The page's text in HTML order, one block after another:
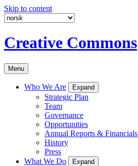
Skip to content
Creative Commons
Menu
Who We Are Expand
Strategic Plan
Team
Governance
Opportunities
Annual Reports & Financials
History
Press
What We Do
Expand